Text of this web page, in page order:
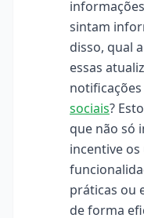
sintam
disso, qual
essas
sociais?
que não só
incentive
práticas ou
de forma